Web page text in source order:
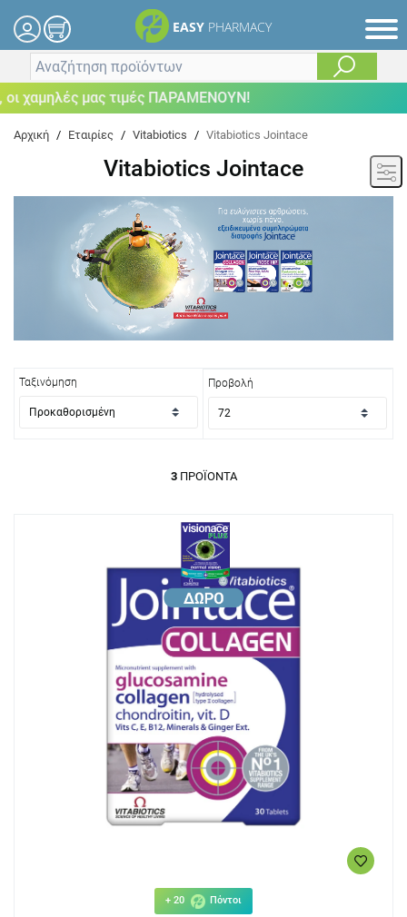
EASY PHARMACY
χαμηλές μας τιμές ΠΑΡΑΜΕΝΟΥΝ!
Αρχική / Εταιρίες / Vitabiotics / Vitabiotics Jointace
Vitabiotics Jointace
Ταξινόμηση Προβολή
3ΠΡΟΪΌΝΤΑ
+ 20 Πόντοι